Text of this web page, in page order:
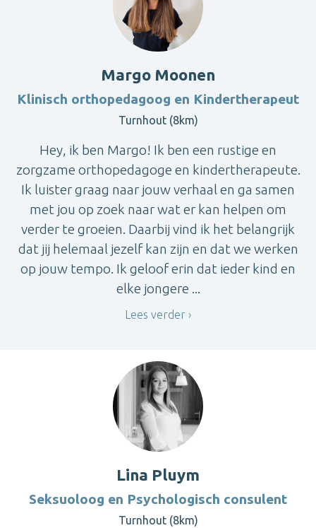
Margo Moonen
Klinisch orthopedagoog en Kindertherapeut
Turnhout (8km)
Hey, ik ben Margo! Ik ben een rustige en
zorgzame orthopedagoge en kindertherapeute.
Ik luister graag naar jouw verhaal en ga samen
met jou op zoek naar wat er kan helpen om
verder te groeien. Daarbij vind ik het belangrijk
dat jij helemaal jezelf kan zijn en dat we werken
op jouw tempo. Ik geloof erin dat ieder kind en
elke jongere ...
Lees verder
Lina Pluym
Seksuoloog en Psychologisch consulent
Turnhout (8km)